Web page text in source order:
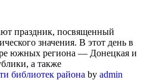
праздник, посвященный
значения. В этот день в
южных региона — Донецкая и
а также
библиотек района by admin